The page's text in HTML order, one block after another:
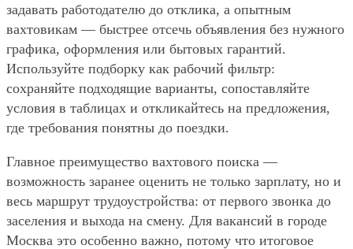
задавать работодателю до отклика, а опытным
вахтовикам — быстрее отсечь объявления без нужного
графика, оформления или бытовых гарантий.
Используйте подборку как рабочий фильтр:
сохраняйте подходящие варианты, сопоставляйте
условия в таблицах и откликайтесь на предложения,
где требования понятны до поездки.
Главное преимущество вахтового поиска —
возможность заранее оценить не только зарплату, но и
весь маршрут трудоустройства: от первого звонка до
заселения и выхода на смену. Для вакансий в городе
Москва это особенно важно, потому что итоговое